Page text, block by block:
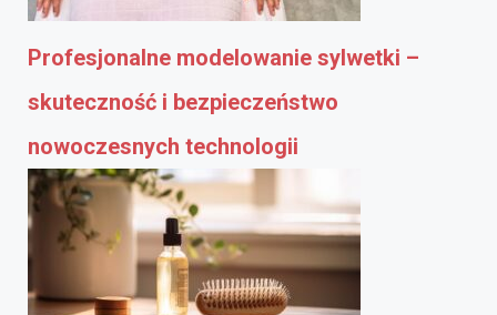
Profesjonalne modelowanie sylwetki –
skuteczność i bezpieczeństwo
nowoczesnych technologii